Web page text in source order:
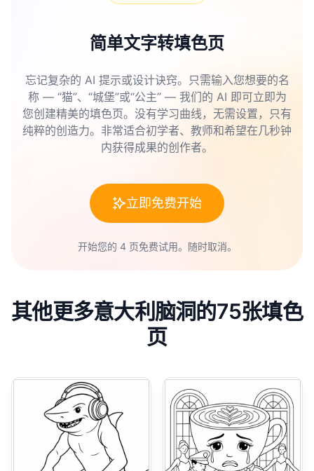
简单文字转填色页
忘记复杂的 AI 提示或设计诀窍。只需输入您想要的名
称 — “猫”、“城堡”或“公主” — 我们的 AI 即可立即为
您创建精美的填色页。没有学习曲线，无需设置，只有
纯粹的创造力。非常适合初学者、教师和希望在几秒钟
内获得成果的创作者。
立即免费开始
开始您的 4 页免费试用。随时取消。
其他更多意大利脑洞的75张填色
页